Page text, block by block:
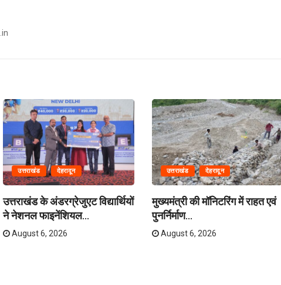
उत्तराखंड देहरादून
उत्तराखंड के अंडरग्रेजुएट विद्यार्थियों
ने नेशनल फाइनेंशियल...
August 6, 2026
उत्तराखंड देहरादून
मुख्यमंत्री की मॉनिटरिंग में राहत एवं
पुनर्निर्माण...
August 6, 2026